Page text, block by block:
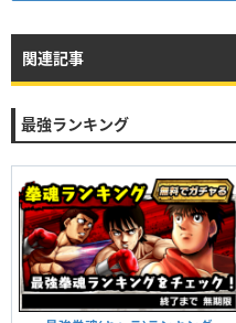
効果 体力＋2.5%、
段階Ⅴ
条件 4体の拳魂の
対象 全体
効果 体力＋6%、気
効果 体力＋1%、素
段階Ⅱ
条件 2体の拳魂の
対象 全体
効果 体力＋2%、素
条件 2体の拳魂の
関連記事
最強ランキング